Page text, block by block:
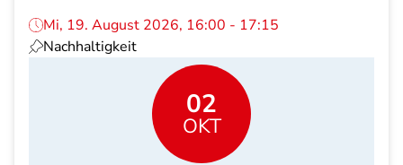
Mi, 19. August 2026, 16:00 - 17:15
Nachhaltigkeit
02
OKT